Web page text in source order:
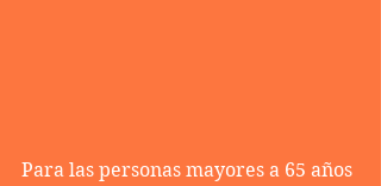
Para las personas mayores a 65 años